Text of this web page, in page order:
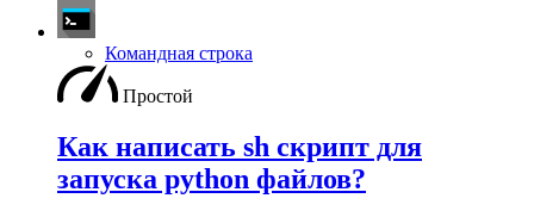
Командная строка
Простой
Как написать sh скрипт для
запуска python файлов?